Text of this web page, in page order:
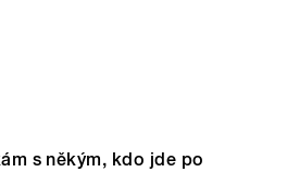
s někým, kdo jde po